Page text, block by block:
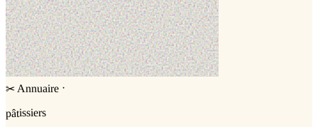
✂ Annuaire ·
pâtissiers